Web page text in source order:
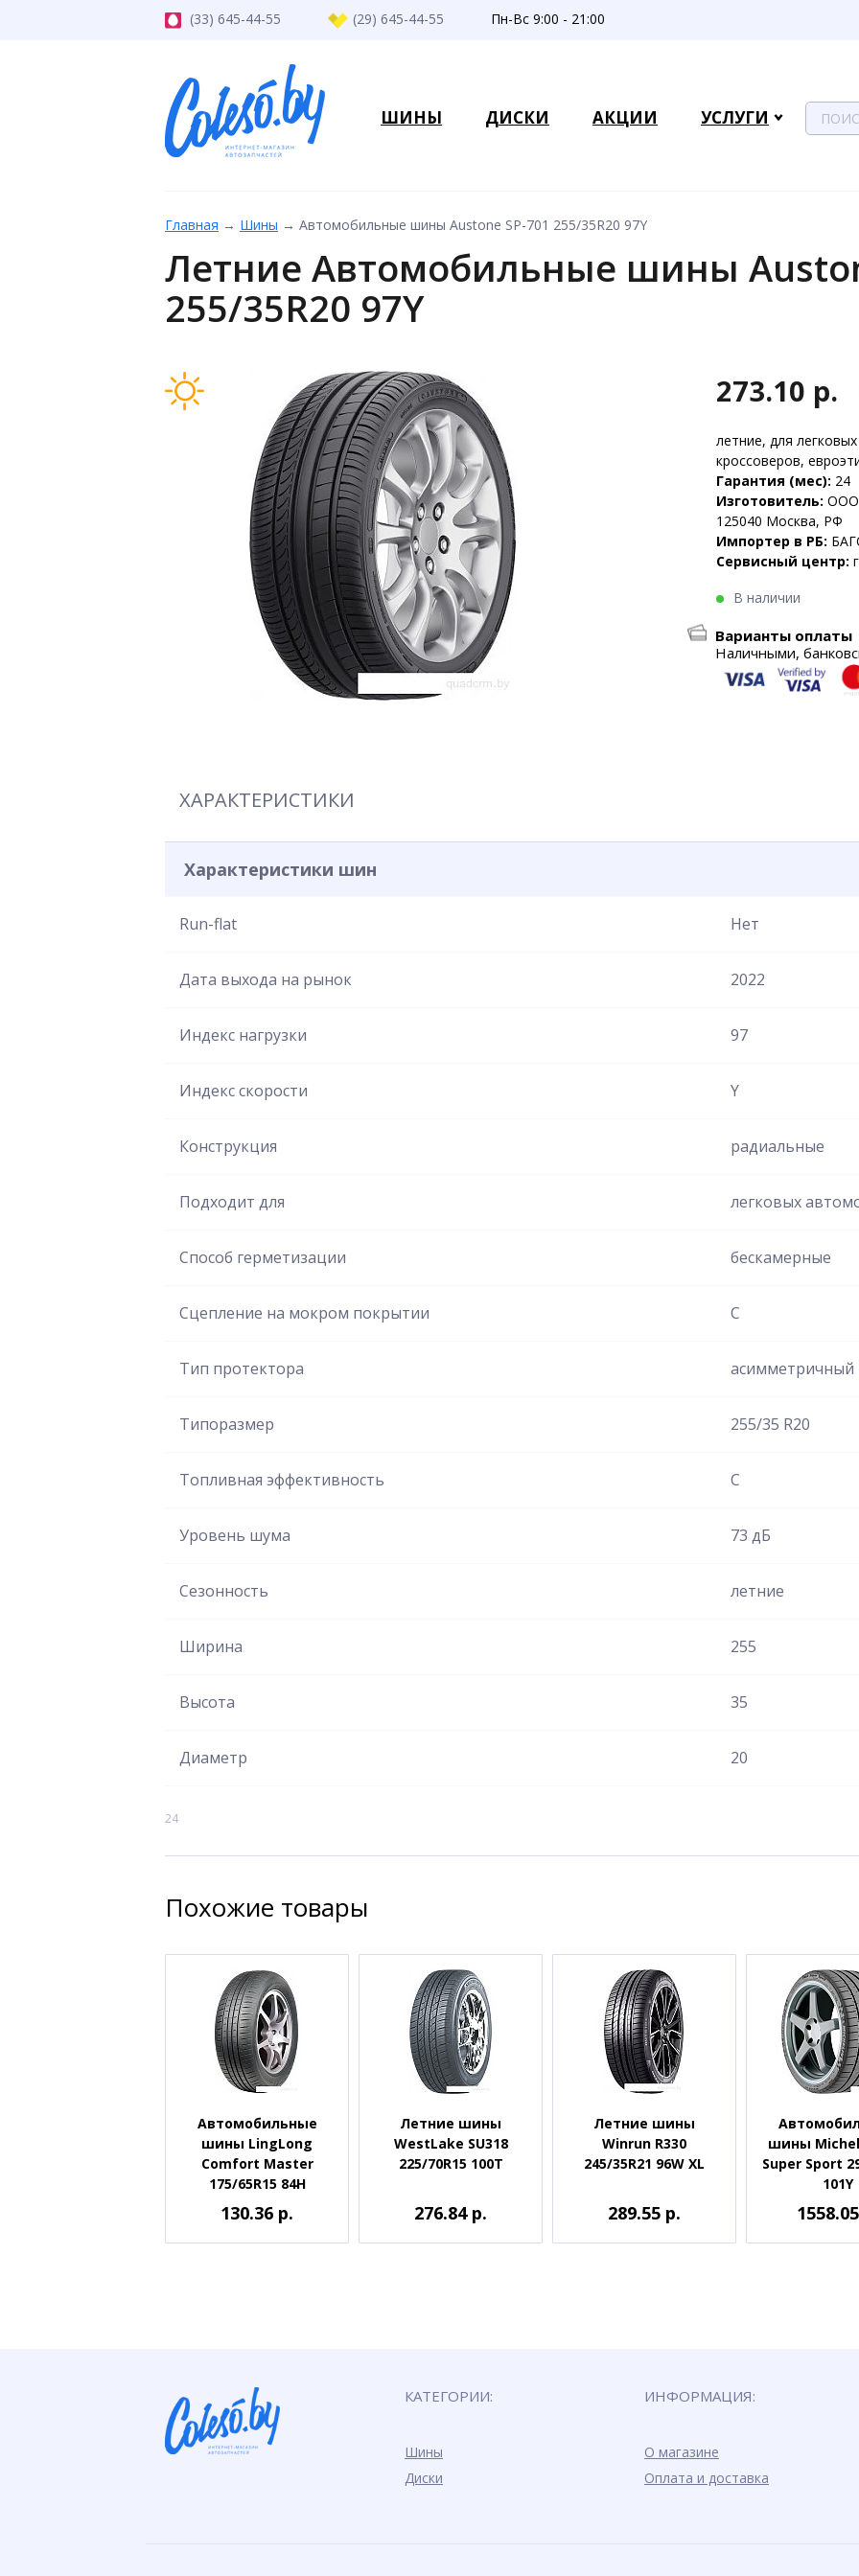
(33) 645-44-55 (29) 645-44-55 Пн-Вс 9:00 - 21:00
ШИНЫ ДИСКИ АКЦИИ УСЛУГИ
Главная → Шины → Автомобильные шины Austone SP-701 255/35R20 97Y
Летние Автомобильные шины
255/35R20 97Y
273.10 р.
летние, для
кроссоверов,
Гарантия (мес): 24
Изготовитель: ООО
125040 Москва, РФ
Импортер в РБ:
Сервисный центр:
В наличии
Варианты оплаты
Наличными,
ХАРАКТЕРИСТИКИ
Характеристики шин
Run-flat Нет
Дата выхода на рынок 2022
Индекс нагрузки 97
Индекс скорости Y
Конструкция радиальные
Подходит для легковых
Способ герметизации бескамерные
Сцепление на мокром покрытии C
Тип протектора асимметричный
Типоразмер 255/35 R20
Топливная эффективность C
Уровень шума 73 дБ
Сезонность летние
Ширина 255
Высота 35
Диаметр 20
24
Похожие товары
Автомобильные
шины LingLong
Comfort Master
175/65R15 84H
130.36 р.
Летние шины
WestLake SU318
225/70R15 100T
276.84 р.
Летние шины
Winrun R330
245/35R21 96W XL
289.55 р.
шины
Super Sport
101Y
КАТЕГОРИИ:
Шины
Диски
ИНФОРМАЦИЯ:
О магазине
Оплата и доставка